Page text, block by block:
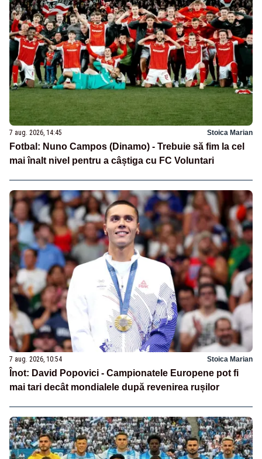
7 aug. 2026, 14:45 Stoica Marian
Fotbal: Nuno Campos (Dinamo) - Trebuie să fim la cel
mai înalt nivel pentru a câștiga cu FC Voluntari
7 aug. 2026, 10:54 Stoica Marian
Înot: David Popovici - Campionatele Europene pot fi
mai tari decât mondialele după revenirea rușilor